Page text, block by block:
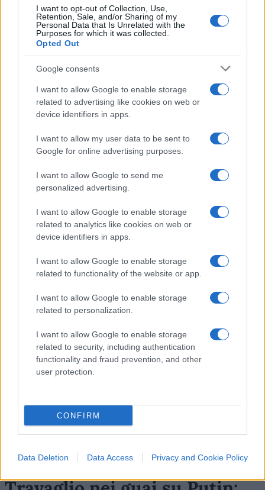
I want to opt-out of Collection, Use,
Retention, Sale, and/or Sharing of my
Personal Data that Is Unrelated with the
Purposes for which it was collected.
Opted Out
Google consents
I want to allow Google to enable storage
related to advertising like cookies on web or
device identifiers in apps.
I want to allow my user data to be sent to
Google for online advertising purposes.
I want to allow Google to send me
personalized advertising.
I want to allow Google to enable storage
related to analytics like cookies on web or
device identifiers in apps.
I want to allow Google to enable storage
related to functionality of the website or app.
I want to allow Google to enable storage
related to personalization.
I want to allow Google to enable storage
related to security, including authentication
functionality and fraud prevention, and other
user protection.
CONFIRM
Data Deletion Data Access Privacy and Cookie Policy
ben venga gente di esperienza
che si preannuncia come la più grave crisi
economica del dopoguerra.
Una crisi che si prospetta lunga e devastante e
che per loro fortuna i “competenti” dell’onestà a 5
stelle affronteranno dai ben più comodi banchi
Claudio Romiti, 17 ottobre 2022
#GRILLINI
#MAURIZIO GASPARRI
#STEFANO BUFFAGNI
34
Leggi i commenti
Vignetta del 07/08/2026